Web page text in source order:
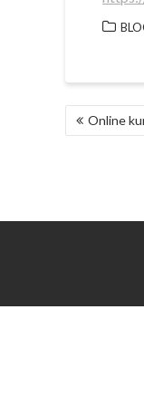
PRO
Online